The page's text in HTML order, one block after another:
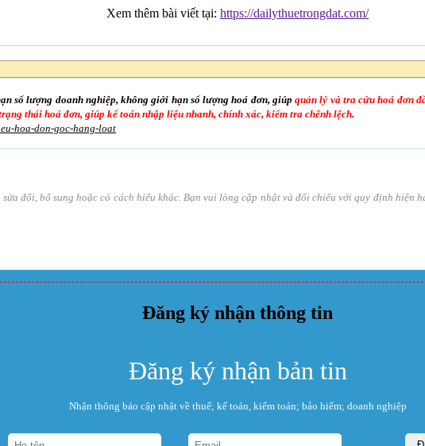
Xem thêm bài viết tại: https://dailythuetrongdat.com/
số lượng doanh nghiệp, không giới hạn số lượng hoá đơn, giúpquản lý và tra cứu hoá đơn
thái hoá đơn, giúp kế toán nhập liệu nhanh, chính xác, kiểm tra chênh lệch.
hoa-don-goc-hang-loat
đổi, bổ sung hoặc có cách hiểu khác. Bạn vui lòng cập nhật và đối chiếu với quy định hiện
Đăng ký nhận thông tin
Đăng ký nhận bản tin
Nhận thông báo cập nhật về thuế; kế toán, kiểm toán; bảo hiểm; doanh nghiệp